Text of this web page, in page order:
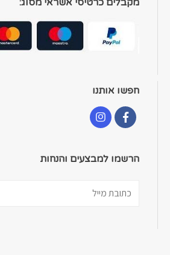
חפשו אותנו
הרשמו למבצעים והנחות